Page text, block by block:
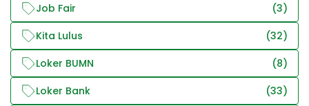
Job Fair
(3)
Kita Lulus
(32)
Loker BUMN
(8)
Loker Bank
(33)